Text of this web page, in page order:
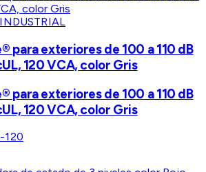
para exteriores de 100 a 110 dB
120 VCA, color Gris
para exteriores de 100 a 110 dB
120 VCA, color Gris
120